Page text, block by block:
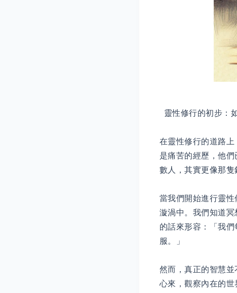
靈性修行的初步：
在靈性修行的道路
是痛苦的經歷，他
數人，其實更像那隻
當我們開始進行靈
漩渦中。我們知道
的話來形容：「我
服。」
然而，真正的智慧
心來，觀察內在的